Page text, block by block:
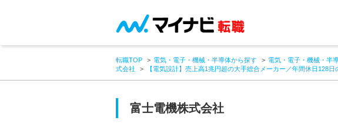
転職TOP 電気・電子・機械・半導体から探す 電気・電子・機械・半
式会社
【電気設計】売上高1兆円超の大手総合メーカー／年間休日128日
富士電機株式会社